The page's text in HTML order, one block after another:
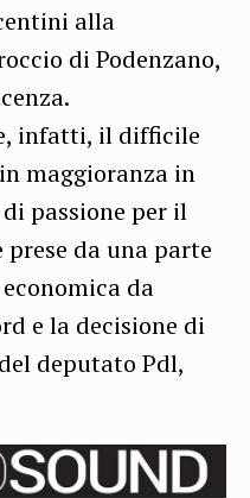
alla
di Podenzano,
infatti, il difficile
maggioranza in
passione per il
prese da una parte
da
e la decisione di
deputato Pdl,